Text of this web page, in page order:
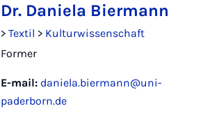
Dr. Daniela Biermann
> Textil > Kulturwissenschaft
Former
E-mail: daniela.biermann@uni-
paderborn.de